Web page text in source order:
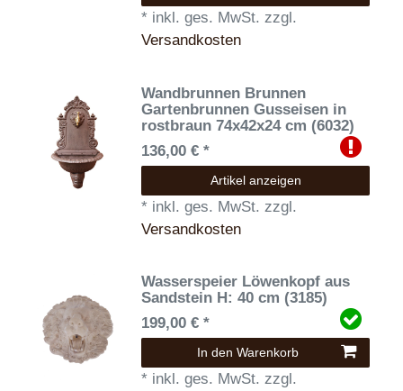
* inkl. ges. MwSt. zzgl.
Versandkosten
Wandbrunnen Brunnen
Gartenbrunnen Gusseisen in
rostbraun 74x42x24 cm (6032)
136,00 € *
Artikel anzeigen
* inkl. ges. MwSt. zzgl.
Versandkosten
Wasserspeier Löwenkopf aus
Sandstein H: 40 cm (3185)
199,00 € *
In den Warenkorb
* inkl. ges. MwSt. zzgl.